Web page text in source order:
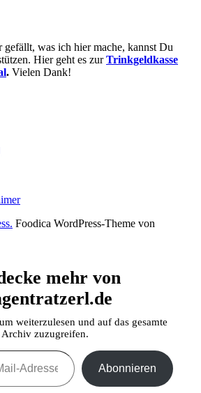
gefällt, was ich hier mache, kannst Du
Hier geht es zurTrinkgeldkasse
. Vielen Dank!
Foodica WordPress-Theme von
mehr von
weiterzulesen und auf das gesamte
Archiv zuzugreifen.
Abonnieren